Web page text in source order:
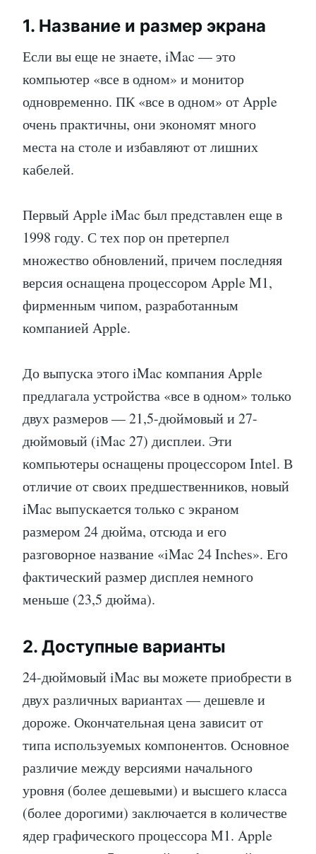
1. Название и размер экрана
Если вы еще не знаете, iMac — это
компьютер «все в одном» и монитор
одновременно. ПК «все в одном» от Apple
очень практичны, они экономят много
места на столе и избавляют от лишних
кабелей.
Первый Apple iMac был представлен еще в
1998 году. С тех пор он претерпел
множество обновлений, причем последняя
версия оснащена процессором Apple M1,
фирменным чипом, разработанным
компанией Apple.
До выпуска этого iMac компания Apple
предлагала устройства «все в одном» только
двух размеров — 21,5-дюймовый и 27-
дюймовый (iMac 27) дисплеи. Эти
компьютеры оснащены процессором Intel. В
отличие от своих предшественников, новый
iMac выпускается только с экраном
размером 24 дюйма, отсюда и его
разговорное название «iMac 24 Inches». Его
фактический размер дисплея немного
меньше (23,5 дюйма).
2. Доступные варианты
24-дюймовый iMac вы можете приобрести в
двух различных вариантах — дешевле и
дороже. Окончательная цена зависит от
типа используемых компонентов. Основное
различие между версиями начального
уровня (более дешевыми) и высшего класса
(более дорогими) заключается в количестве
ядер графического процессора M1. Apple